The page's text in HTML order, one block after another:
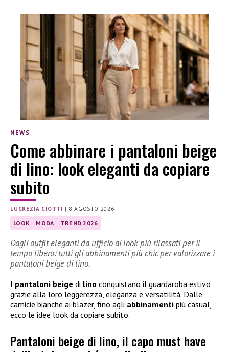
NEWS
Come abbinare i pantaloni beige
di lino: look eleganti da copiare
subito
LUCREZIA CIOTTI | 8 AGOSTO 2026
LOOK MODA TREND 2026
Dagli outfit eleganti da ufficio ai look più rilassati per il
tempo libero: tutti gli abbinamenti più chic per valorizzare i
pantaloni beige di lino.
I pantaloni beige di lino conquistano il guardaroba estivo
grazie alla loro leggerezza, eleganza e versatilità. Dalle
camicie bianche ai blazer, fino agli abbinamenti più casual,
ecco le idee look da copiare subito.
Pantaloni beige di lino, il capo must have